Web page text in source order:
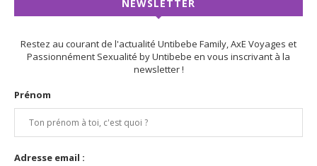
NEWSLETTER
Restez au courant de l'actualité Untibebe Family, AxE Voyages et
Passionnément Sexualité by Untibebe en vous inscrivant à la
newsletter !
Prénom
Adresse email :